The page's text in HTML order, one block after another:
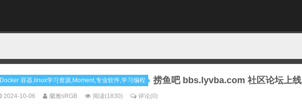
Docker 容器,linux学习资源,Moment,专业软件,学习编程 捞鱼吧 bbs.lyvba.com 社区论坛上线
2024-10-06 蘭雅sRGB 阅读(1830) 评论(0)